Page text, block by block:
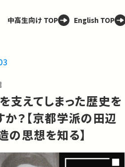
中高生向け TOP English TOP
支えてしまった歴史を
か？【京都学派の田辺
の思想を知る】